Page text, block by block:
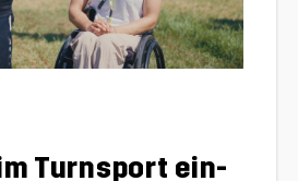
Turn­sport ein­